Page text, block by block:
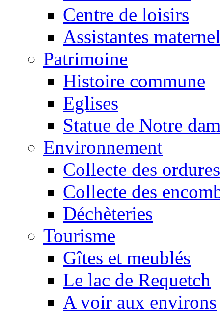
Centre de loisirs
Assistantes
Patrimoine
Histoire commune
Eglises
Statue de Notre
Environnement
Collecte des ordures
Collecte des
Déchèteries
Tourisme
Gîtes et meublés
Le lac de Requetch
A voir aux environs